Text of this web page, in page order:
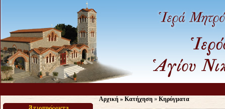
Αρχική » Κατήχηση » Κηρύγματα